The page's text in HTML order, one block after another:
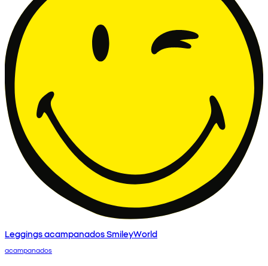
Leggings acampanados SmileyWorld
acampanados